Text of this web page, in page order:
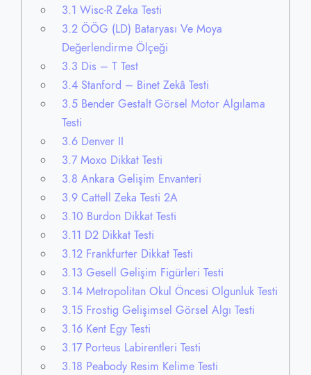
3.1 Wisc-R Zeka Testi
3.2 ÖÖG (LD) Bataryası Ve Moya
Değerlendirme Ölçeği
3.3 Dis – T Test
3.4 Stanford – Binet Zekâ Testi
3.5 Bender Gestalt Görsel Motor Algılama
Testi
3.6 Denver II
3.7 Moxo Dikkat Testi
3.8 Ankara Gelişim Envanteri
3.9 Cattell Zeka Testi 2A
3.10 Burdon Dikkat Testi
3.11 D2 Dikkat Testi
3.12 Frankfurter Dikkat Testi
3.13 Gesell Gelişim Figürleri Testi
3.14 Metropolitan Okul Öncesi Olgunluk Testi
3.15 Frostig Gelişimsel Görsel Algı Testi
3.16 Kent Egy Testi
3.17 Porteus Labirentleri Testi
3.18 Peabody Resim Kelime Testi